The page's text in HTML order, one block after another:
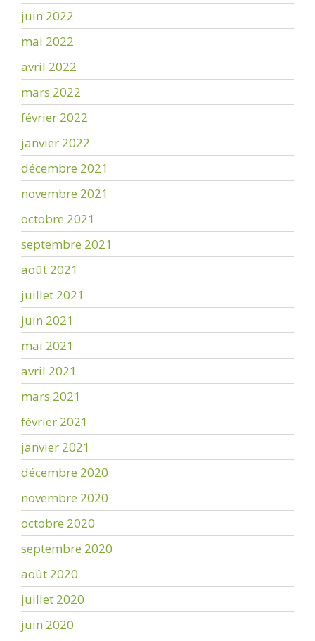
juin 2022
mai 2022
avril 2022
mars 2022
février 2022
janvier 2022
décembre 2021
novembre 2021
octobre 2021
septembre 2021
août 2021
juillet 2021
juin 2021
mai 2021
avril 2021
mars 2021
février 2021
janvier 2021
décembre 2020
novembre 2020
octobre 2020
septembre 2020
août 2020
juillet 2020
juin 2020